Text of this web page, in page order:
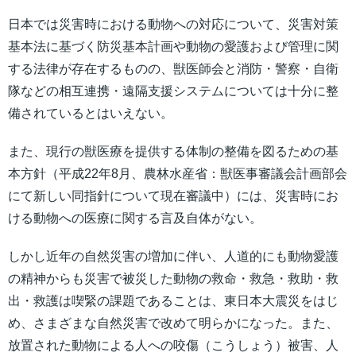
日本では災害時における動物への対応について、災害対策
基本法に基づく防災基本計画や動物の愛護および管理に関
する法律が存在するものの、獣医師会と消防・警察・自衛
隊などの相互連携・遠隔支援システムについては十分に整
備されているとはいえない。
また、現行の獣医療を提供する体制の整備を図るための基
本方針（平成22年8月、農林水産省：獣医事審議会計画部会
にて新しい同指針について現在審議中）には、災害時にお
ける動物への医療に関する言及自体がない。
しかし近年の自然災害の増加に伴い、人道的にも動物愛護
の精神からも災害で被災した動物の救命・救急・救助・救
出・救護は喫緊の課題であることは、東日本大震災をはじ
め、さまざまな自然災害で改めて明らかになった。また、
放置された動物による人への咬傷（こうしょう）被害、人